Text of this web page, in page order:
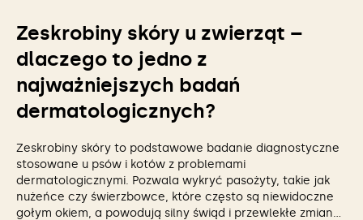
Zeskrobiny skóry u zwierząt –
dlaczego to jedno z
najważniejszych badań
dermatologicznych?
Zeskrobiny skóry to podstawowe badanie diagnostyczne
stosowane u psów i kotów z problemami
dermatologicznymi. Pozwala wykryć pasożyty, takie jak
nużeńce czy świerzbowce, które często są niewidoczne
gołym okiem, a powodują silny świąd i przewlekłe zmiany